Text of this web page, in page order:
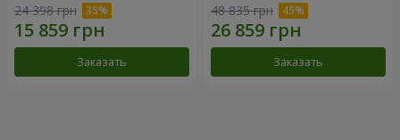
24 398 грн
Заказать
48 835 грн
Заказать